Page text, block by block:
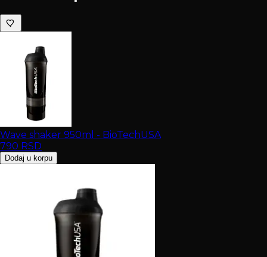
Wave shaker 950ml - BioTechUSA
790 RSD
Dodaj u korpu